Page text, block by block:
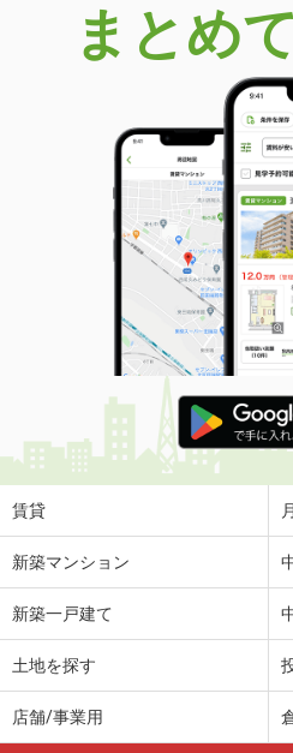
まとめ
賃貸
新築マンション
新築一戸建て
土地を探す
店舗/事業用